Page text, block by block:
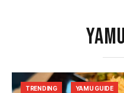
TRENDING YAMU GUIDE